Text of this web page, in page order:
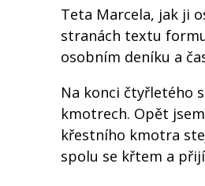
Teta Marcela, jak ji
stranách textu
osobním deníku a
Na konci čtyřletého
kmotrech. Opět
křestního kmotra
spolu se křtem a